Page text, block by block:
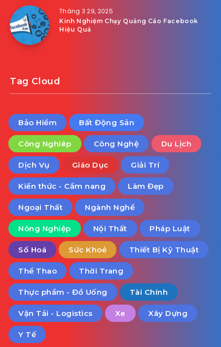
Tháng 3 29, 2025
Kinh Nghiệm Chạy Quảng Cáo Facebook
Hiệu Quả
Tag Cloud
Bảo Hiểm Bất Động Sản
Công Nghiêp Công Nghệ Du Lịch
Dịch Vụ Giáo Dục Giải Trí
Kiến thức - Cẩm nang Làm Đẹp
Ngoại Thất Ngành Nghề
Nông Nghiệp Nội Thất Pháp Luật
Số Hoá Sức Khoẻ Thiết Bị Kỹ Thuật
Thể Thao Thời Trang
Thực phẩm - Đồ Uống Tài Chính
Vận Tải - Logistics Xe Xây Dựng
Y Tế